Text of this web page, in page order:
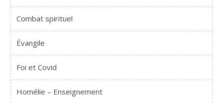
Combat spirituel
Évangile
Foi et Covid
Homélie – Enseignement